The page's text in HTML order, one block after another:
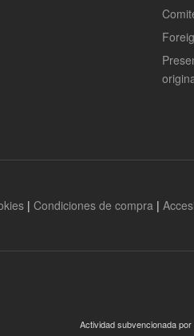
| Condiciones de compra|
Actividad subvencionada